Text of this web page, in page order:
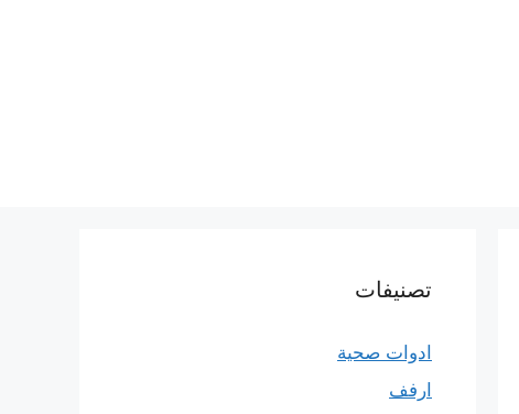
تصنيفات
ادوات صحية
ارفف